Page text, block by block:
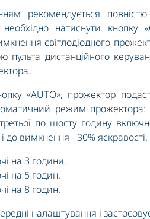
рекомендується
натиснути кнопку
світлодіодного
пульта дистанційного
«AUTO», прожектор
режим
по шосту годину
до вимкнення - 30% яскравості.
на 3 години.
на 5 годин.
на 8 годин.
налаштування і